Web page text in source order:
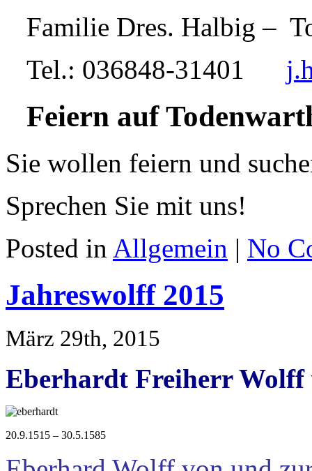
Familie Dres. Halbig –
Tel.: 036848-31401
Feiern auf
Sie wollen feiern und
Sprechen Sie mit uns!
Posted in Allgemein | No
Jahreswolff 2015
März 29th, 2015
Eberhardt Freiherr Wolff
20.9.1515 – 30.5.1585